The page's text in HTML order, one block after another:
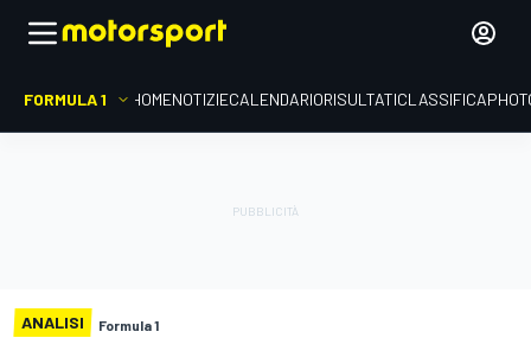
FORMULA 1 HOMENOTIZIECALENDARIORISULTATICLASSIFICA
ANALISI Formula 1